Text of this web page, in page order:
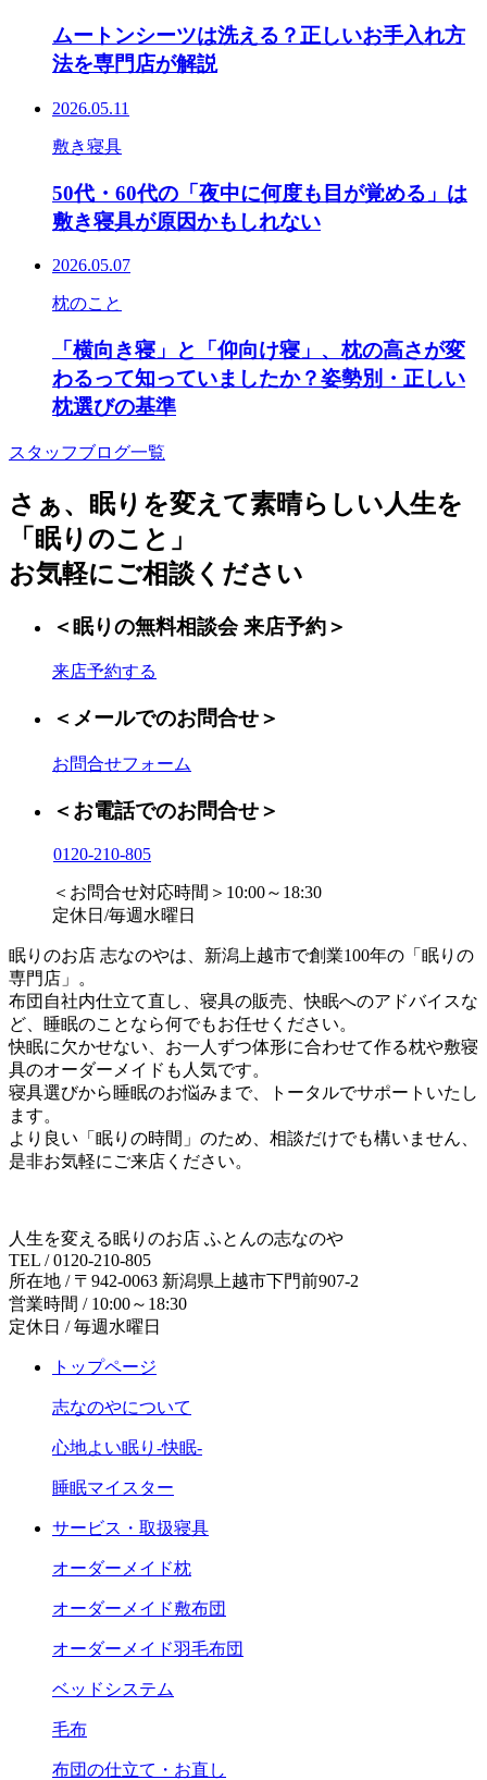
ムートンシーツは洗える？正しいお手入れ方
法を専門店が解説
2026.05.11
敷き寝具
50代・60代の「夜中に何度も目が覚める」は
敷き寝具が原因かもしれない
2026.05.07
枕のこと
「横向き寝」と「仰向け寝」、枕の高さが変
わるって知っていましたか？姿勢別・正しい
枕選びの基準
スタッフブログ一覧
さぁ、眠りを変えて素晴らしい人生を
「眠りのこと」
お気軽にご相談ください
＜眠りの無料相談会 来店予約＞
来店予約する
＜メールでのお問合せ＞
お問合せフォーム
＜お電話でのお問合せ＞
0120-210-805
＜お問合せ対応時間＞10:00～18:30
定休日/毎週水曜日
眠りのお店 志なのやは、新潟上越市で創業100年の「眠りの
専門店」。
布団自社内仕立て直し、寝具の販売、快眠へのアドバイスな
ど、睡眠のことなら何でもお任せください。
快眠に欠かせない、お一人ずつ体形に合わせて作る枕や敷寝
具のオーダーメイドも人気です。
寝具選びから睡眠のお悩みまで、トータルでサポートいたし
ます。
より良い「眠りの時間」のため、相談だけでも構いません、
是非お気軽にご来店ください。
人生を変える眠りのお店 ふとんの志なのや
TEL / 0120-210-805
所在地 / 〒942-0063 新潟県上越市下門前907-2
営業時間 / 10:00～18:30
定休日 / 毎週水曜日
トップページ
志なのやについて
心地よい眠り-快眠-
睡眠マイスター
サービス・取扱寝具
オーダーメイド枕
オーダーメイド敷布団
オーダーメイド羽毛布団
ベッドシステム
毛布
布団の仕立て・お直し